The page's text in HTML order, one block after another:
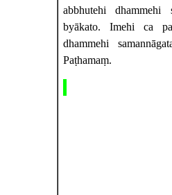
abbhutehidhammehi
byākato. Imehi ca
dhammehi
Paṭhamaṃ.